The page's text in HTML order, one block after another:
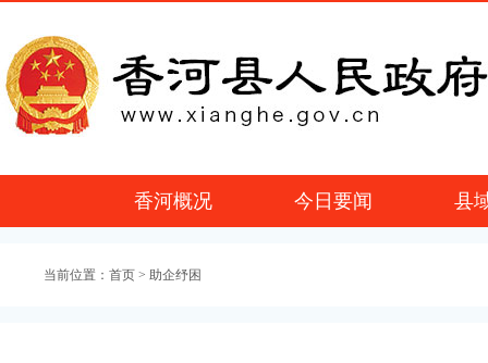
香河概况 今日要闻 县
当前位置： 首页 > 助企纾困